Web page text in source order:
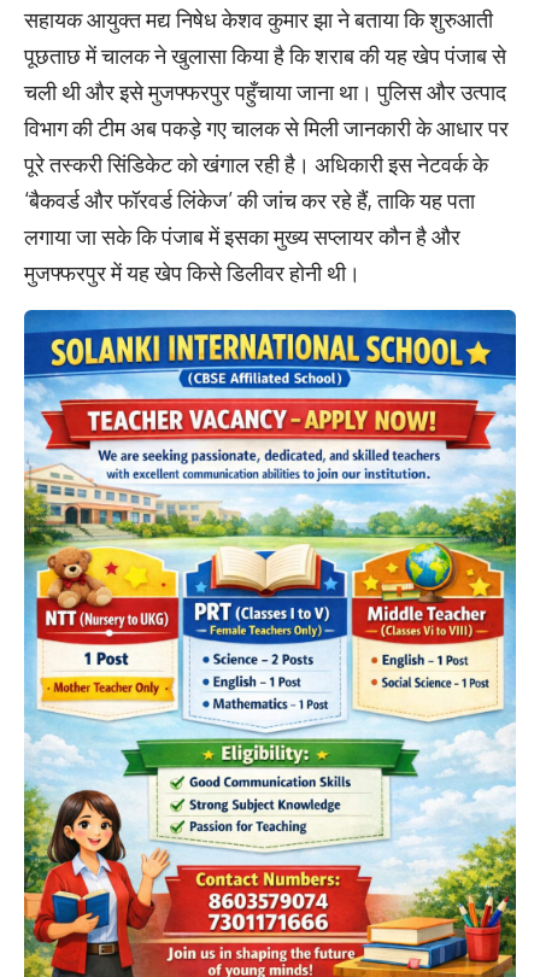
सहायक आयुक्त मद्य निषेध केशव कुमार झा ने बताया कि शुरुआती
पूछताछ में चालक ने खुलासा किया है कि शराब की यह खेप पंजाब से
चली थी और इसे मुजफ्फरपुर पहुँचाया जाना था। पुलिस और उत्पाद
विभाग की टीम अब पकड़े गए चालक से मिली जानकारी के आधार पर
पूरे तस्करी सिंडिकेट को खंगाल रही है। अधिकारी इस नेटवर्क के
‘बैकवर्ड और फॉरवर्ड लिंकेज’ की जांच कर रहे हैं, ताकि यह पता
लगाया जा सके कि पंजाब में इसका मुख्य सप्लायर कौन है और
मुजफ्फरपुर में यह खेप किसे डिलीवर होनी थी।